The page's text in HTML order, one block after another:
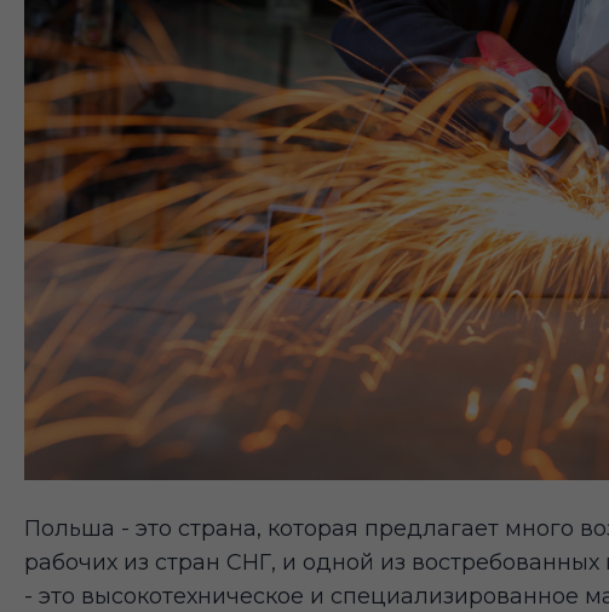
Польша - это страна, которая предлагает много
рабочих из стран СНГ, и одной из
- это высокотехническое и специализированное